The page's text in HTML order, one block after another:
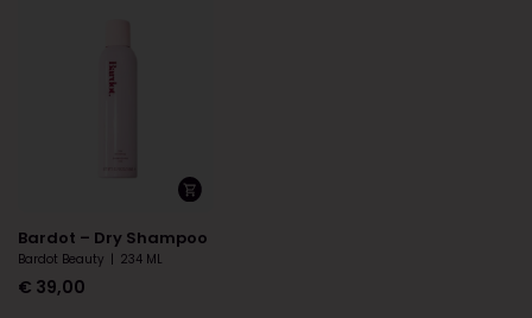
Bardot – Dry Shampoo
Bardot Beauty 234 ML
€ 39,00